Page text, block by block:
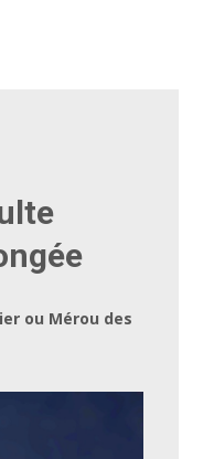
ou Mérou des